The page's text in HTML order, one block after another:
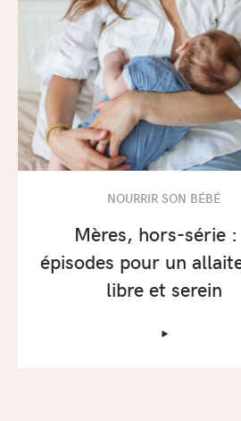
NOURRIR SON BÉBÉ
Mères, hors-série
épisodes pour un
libre et serein
‣